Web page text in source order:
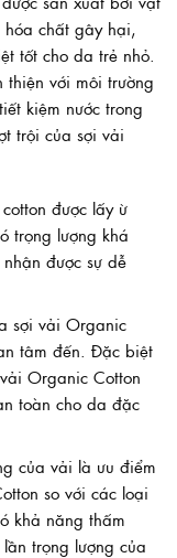
hóa chất gây hại,
tốt cho da trẻ nhỏ.
với môi trường
kiệm nước trong
trội của sợi vải
được lấy ừ
trọng lượng khá
được sự dễ
sợi vải Organic
tâm đến. Đặc biệt
Organic Cotton
toàn cho da đặc
của vải là ưu điểm
so với các loại
khả năng thấm
trọng lượng của